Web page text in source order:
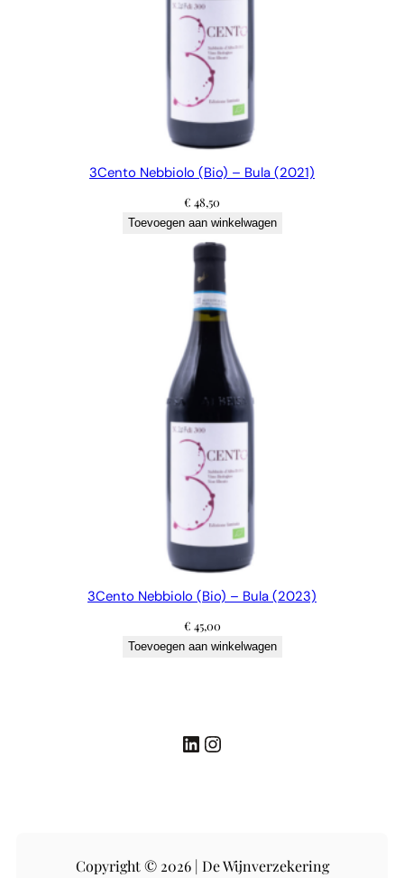
3Cento Nebbiolo (Bio) – Bula (2021)
€ 48,50
Toevoegen aan winkelwagen
3Cento Nebbiolo (Bio) – Bula (2023)
€ 45,00
Toevoegen aan winkelwagen
LinkedIn Instagram
Copyright © 2026 | De Wijnverzekering